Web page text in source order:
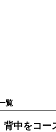
覧
背中をコー